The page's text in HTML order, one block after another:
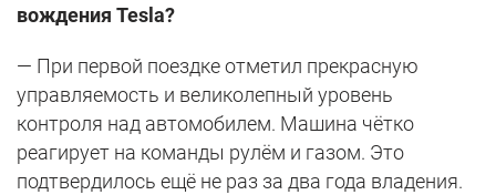
вождения Tesla?
— При первой поездке отметил прекрасную
управляемость и великолепный уровень
контроля над автомобилем. Машина чётко
реагирует на команды рулём и газом. Это
подтвердилось ещё не раз за два года владения.